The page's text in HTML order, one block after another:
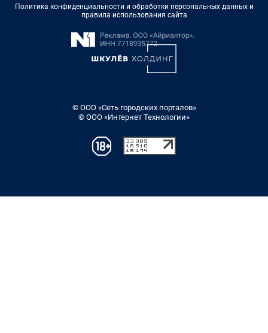
Политика конфиденциальности и обработки персональных данных и
правила использования сайта
© ООО «Сеть городских порталов»
© ООО «Интернет Технологии»